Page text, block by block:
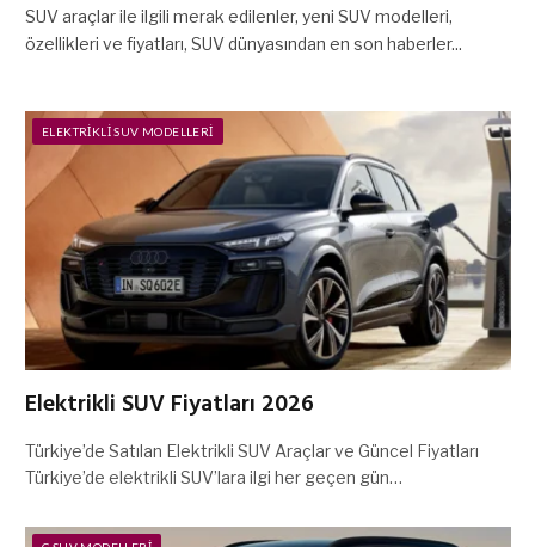
SUV araçlar ile ilgili merak edilenler, yeni SUV modelleri,
özellikleri ve fiyatları, SUV dünyasından en son haberler...
ELEKTRIKLI SUV MODELLERI
Elektrikli SUV Fiyatları 2026
Türkiye’de Satılan Elektrikli SUV Araçlar ve Güncel Fiyatları
Türkiye’de elektrikli SUV’lara ilgi her geçen gün…